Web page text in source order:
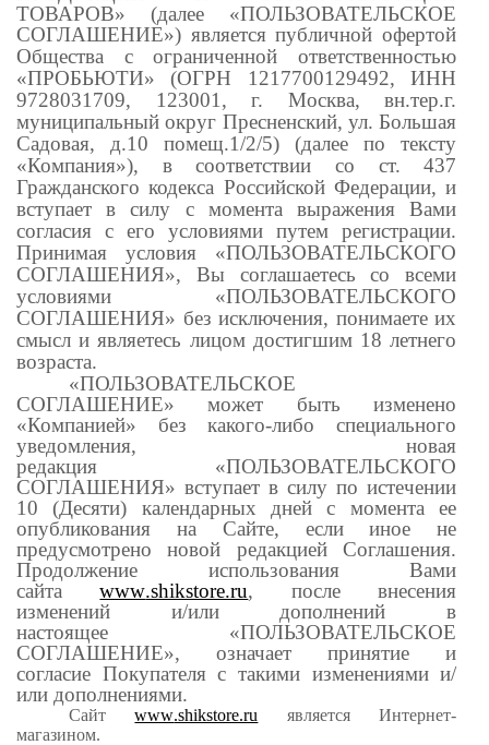
ТОВАРОВ» (далее «ПОЛЬЗОВАТЕЛЬСКОЕ
СОГЛАШЕНИЕ») является публичной офертой
Общества с ограниченной ответственностью
«ПРОБЬЮТИ» (ОГРН 1217700129492, ИНН
9728031709, 123001, г. Москва, вн.тер.г.
муниципальный округ Пресненский, ул. Большая
Садовая, д.10 помещ.1/2/5) (далее по тексту
«Компания»), в соответствии со ст. 437
Гражданского кодекса Российской Федерации, и
вступает в силу с момента выражения Вами
согласия с его условиями путем регистрации.
Принимая условия «ПОЛЬЗОВАТЕЛЬСКОГО
СОГЛАШЕНИЯ», Вы соглашаетесь со всеми
условиями «ПОЛЬЗОВАТЕЛЬСКОГО
СОГЛАШЕНИЯ» без исключения, понимаете их
смысл и являетесь лицом достигшим 18 летнего
возраста.
«ПОЛЬЗОВАТЕЛЬСКОЕ
СОГЛАШЕНИЕ» может быть изменено
«Компанией» без какого-либо специального
уведомления, новая
редакция «ПОЛЬЗОВАТЕЛЬСКОГО
СОГЛАШЕНИЯ» вступает в силу по истечении
10 (Десяти) календарных дней с момента ее
опубликования на Сайте, если иное не
предусмотрено новой редакцией Соглашения.
Продолжение использования Вами
сайтаwww.shikstore.ru, после внесения
изменений и/или дополнений в
настоящее «ПОЛЬЗОВАТЕЛЬСКОЕ
СОГЛАШЕНИЕ», означает принятие и
согласие Покупателя с такими изменениями и/
или дополнениями.
Сайтwww.shikstore.ru является Интернет-
магазином.